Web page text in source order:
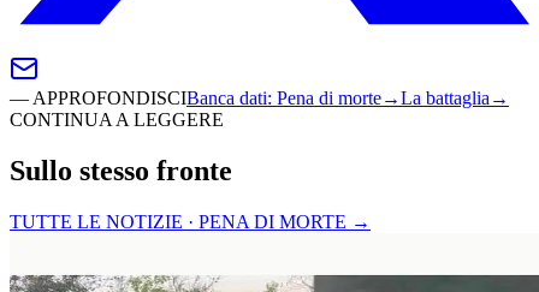
— APPROFONDISCIBanca dati: Pena di morte→La battaglia →
CONTINUA A LEGGERE
Sullo stesso fronte
TUTTE LE NOTIZIE · PENA DI MORTE →